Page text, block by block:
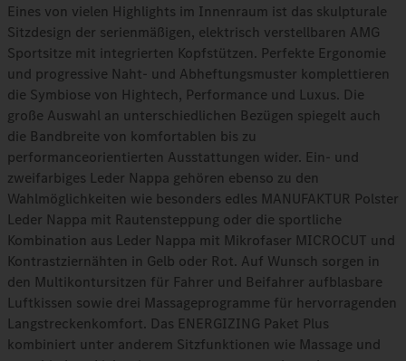
Eines von vielen Highlights im Innenraum ist das skulpturale
Sitzdesign der serienmäßigen, elektrisch verstellbaren AMG
Sportsitze mit integrierten Kopfstützen. Perfekte Ergonomie
und progressive Naht- und Abheftungsmuster komplettieren
die Symbiose von Hightech, Performance und Luxus. Die
große Auswahl an unterschiedlichen Bezügen spiegelt auch
die Bandbreite von komfortablen bis zu
performanceorientierten Ausstattungen wider. Ein- und
zweifarbiges Leder Nappa gehören ebenso zu den
Wahlmöglichkeiten wie besonders edles MANUFAKTUR Polster
Leder Nappa mit Rautensteppung oder die sportliche
Kombination aus Leder Nappa mit Mikrofaser MICROCUT und
Kontrastziernähten in Gelb oder Rot. Auf Wunsch sorgen in
den Multikontursitzen für Fahrer und Beifahrer aufblasbare
Luftkissen sowie drei Massageprogramme für hervorragenden
Langstreckenkomfort. Das ENERGIZING Paket Plus
kombiniert unter anderem Sitzfunktionen wie Massage und